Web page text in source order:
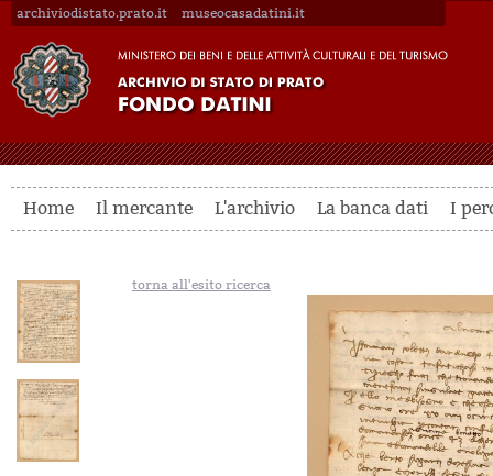
archiviodistato.prato.it museocasadatini.it
Home Il mercante L'archivio La banca dati I
torna all'esito ricerca